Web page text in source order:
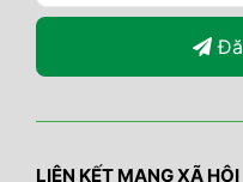
LIÊN KẾT MẠNG XÃ HỘI